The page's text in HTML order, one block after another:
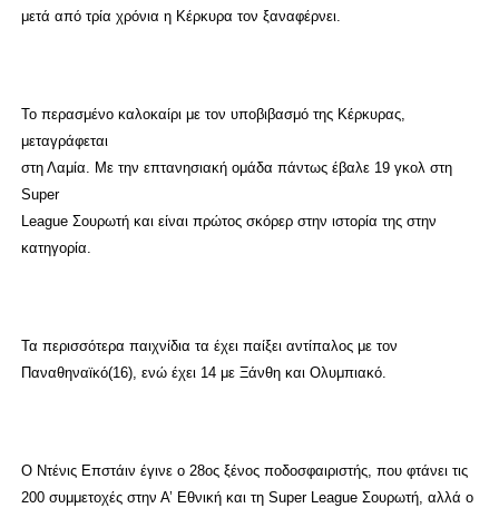
μετά από τρία χρόνια η Κέρκυρα τον ξαναφέρνει.
Το περασμένο καλοκαίρι με τον υποβιβασμό της Κέρκυρας,
μεταγράφεται
στη Λαμία. Με την επτανησιακή ομάδα πάντως έβαλε 19 γκολ στη
Super
League Σουρωτή και είναι πρώτος σκόρερ στην ιστορία της στην
κατηγορία.
Τα περισσότερα παιχνίδια τα έχει παίξει αντίπαλος με τον
Παναθηναϊκό(16), ενώ έχει 14 με Ξάνθη και Ολυμπιακό.
Ο Ντένις Επστάιν έγινε ο 28ος ξένος ποδοσφαιριστής, που φτάνει τις
200 συμμετοχές στην Α’ Εθνική και τη Super League Σουρωτή, αλλά ο